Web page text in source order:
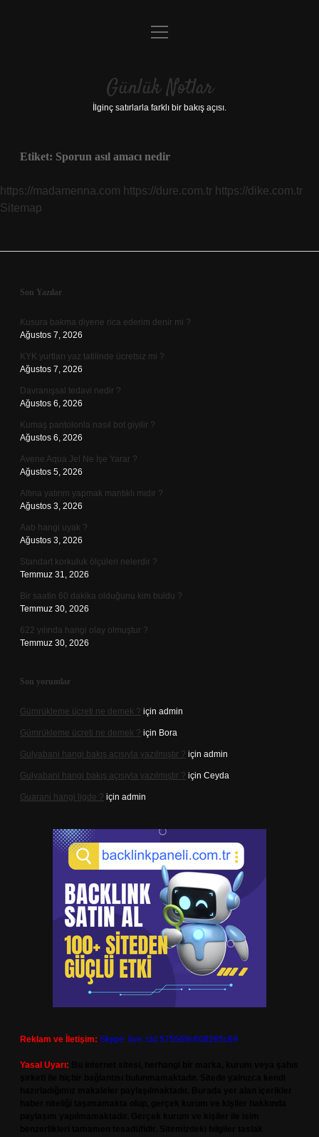
Anasayfa
Yasal Uyarı
menüyü
Günlük Notlar
İlginç satırlarla farklı bir bakış açısı.
Etiket: Sporun asıl amacı nedir
https://madamenna.com https://dure.com.tr https://dike.com.tr
Sitemap
Sidebar
Son Yazılar
Kusura bakma diyene rica ederim denir mi ?
Ağustos 7, 2026
KYK yurtları yaz tatilinde ücretsiz mi ?
Ağustos 7, 2026
Davranışsal tedavi nedir ?
Ağustos 6, 2026
Kumaş pantolonla nasıl bot giyilir ?
Ağustos 6, 2026
Avene Aqua Jel Ne İşe Yarar ?
Ağustos 5, 2026
Altına yatırım yapmak mantıklı mıdır ?
Ağustos 3, 2026
Aab hangi uyak ?
Ağustos 3, 2026
Standart korkuluk ölçüleri nelerdir ?
Temmuz 31, 2026
Bir saatin 60 dakika olduğunu kim buldu ?
Temmuz 30, 2026
622 yılında hangi olay olmuştur ?
Temmuz 30, 2026
Son yorumlar
Gümrükleme ücreti ne demek ? için admin
Gümrükleme ücreti ne demek ? için Bora
Gulyabani hangi bakış açısıyla yazılmıştır ? için admin
Gulyabani hangi bakış açısıyla yazılmıştır ? için Ceyda
Guarani hangi ligde ? için admin
Reklam ve İletişim: Skype: live:.cid.575569c608265c69
Yasal Uyarı: